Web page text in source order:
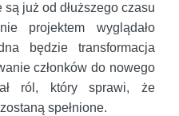
już od dłuższego czasu
projektem wyglądało
będzie transformacja
członków do nowego
ról, który sprawi, że
spełnione.